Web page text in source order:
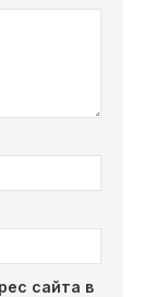
сайта в